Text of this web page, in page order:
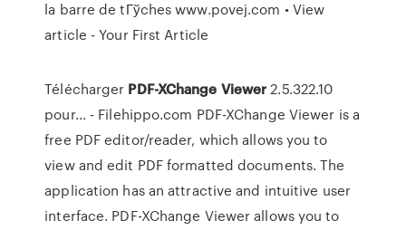
la barre de tГўcheswww.povej.com • View
article - Your First Article
Télécharger PDF-XChange Viewer2.5.322.10
pour... - Filehippo.com PDF-XChange Viewer is a
free PDF editor/reader, which allows you to
view and edit PDF formatted documents. The
application has an attractive and intuitive user
interface. PDF-XChange Viewer allows you to